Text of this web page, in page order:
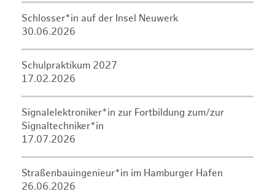
Schlosser*in auf der Insel Neuwerk
30.06.2026
Schulpraktikum 2027
17.02.2026
Signalelektroniker*in zur Fortbildung zum/zur
Signaltechniker*in
17.07.2026
Straßenbauingenieur*in im Hamburger Hafen
26.06.2026